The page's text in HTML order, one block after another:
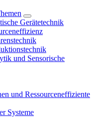
Gerätetechnik
und Sensorische
und Ressourceneffiziente
Systeme